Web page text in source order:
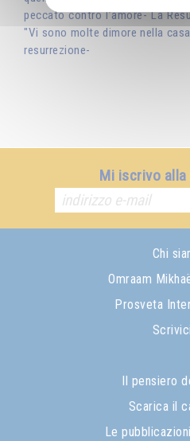
peccato contro l’amore- La
"Vi sono molte dimore nella
resurrezione-
Mi iscrivo
Chi
Omraam
Prosveta
Il pensiero
Scarica il
Le